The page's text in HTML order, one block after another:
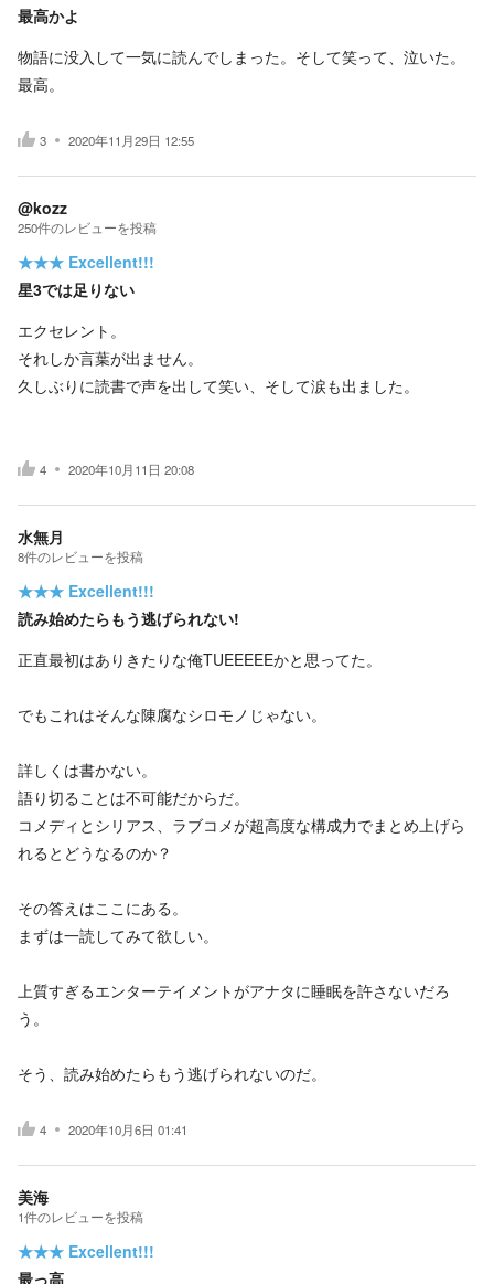
最高かよ
物語に没入して一気に読んでしまった。そして笑って、泣いた。
最高。
3 2020年11月29日 12:55
@kozz
250件のレビューを投稿
★★★ Excellent!!!
星3では足りない
エクセレント。
それしか言葉が出ません。
久しぶりに読書で声を出して笑い、そして涙も出ました。
4 2020年10月11日 20:08
水無月
8件のレビューを投稿
★★★ Excellent!!!
読み始めたらもう逃げられない!
正直最初はありきたりな俺TUEEEEEかと思ってた。
でもこれはそんな陳腐なシロモノじゃない。
詳しくは書かない。
語り切ることは不可能だからだ。
コメディとシリアス、ラブコメが超高度な構成力でまとめ上げら
れるとどうなるのか？
その答えはここにある。
まずは一読してみて欲しい。
上質すぎるエンターテイメントがアナタに睡眠を許さないだろ
う。
そう、読み始めたらもう逃げられないのだ。
4 2020年10月6日 01:41
美海
1件のレビューを投稿
★★★ Excellent!!!
最っ高